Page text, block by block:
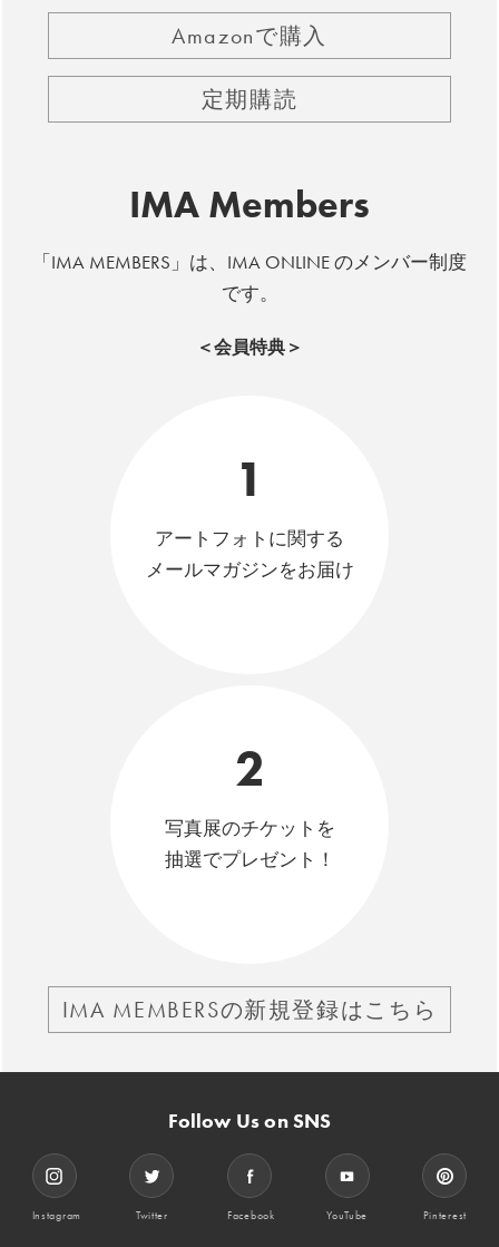
Amazonで購入
定期購読
IMA Members
「IMA MEMBERS」は、IMA ONLINE のメンバー制度
です。
＜会員特典＞
1
アートフォトに関する
メールマガジンをお届け
2
写真展のチケットを
抽選でプレゼント！
IMA MEMBERSの新規登録はこちら
Follow Us on SNS
Instagram Twitter Facebook YouTube Pinterest